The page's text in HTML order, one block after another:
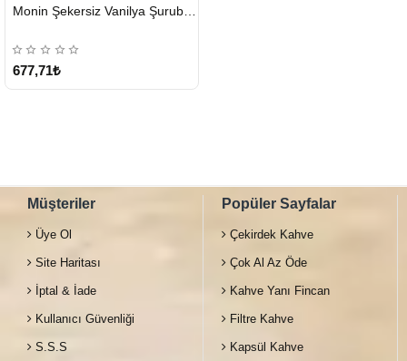
GÖNDERİ
677,71₺
Müşteriler
Üye Ol
Site Haritası
İptal & İade
Kullanıcı Güvenliği
S.S.S
Popüler Sayfalar
Çekirdek Kahve
Çok Al Az Öde
Kahve Yanı Fincan
Filtre Kahve
Kapsül Kahve